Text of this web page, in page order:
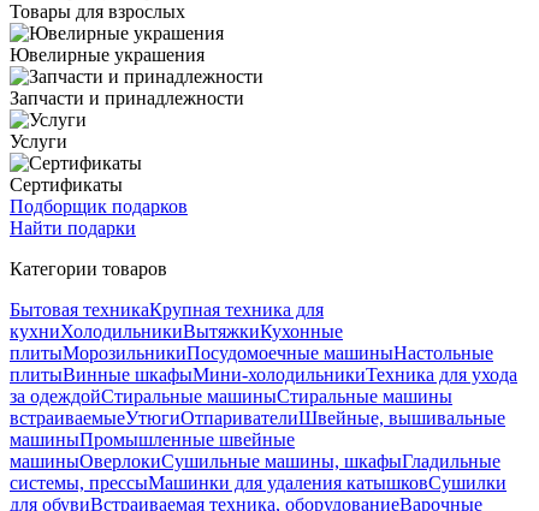
Товары для взрослых
Ювелирные украшения
Запчасти и принадлежности
Услуги
Сертификаты
Подборщик подарков
Найти подарки
Категории товаров
Бытовая техникаКрупная техника для
кухниХолодильникиВытяжкиКухонные
плитыМорозильникиПосудомоечные машиныНастольные
плитыВинные шкафыМини-холодильникиТехника для ухода
за одеждойСтиральные машиныСтиральные машины
встраиваемыеУтюгиОтпаривателиШвейные, вышивальные
машиныПромышленные швейные
машиныОверлокиСушильные машины, шкафыГладильные
системы, прессыМашинки для удаления катышковСушилки
для обувиВстраиваемая техника, оборудованиеВарочные